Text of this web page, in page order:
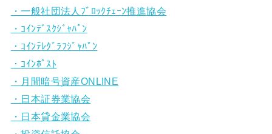
・一般社団法人ﾌﾞﾛｯｸﾁｪｰﾝ推進協会
・ｺｲﾝﾃﾞｽｸｼﾞｬﾊﾟﾝ
・ｺｲﾝﾃﾚｸﾞﾗﾌｼﾞｬﾊﾟﾝ
・ｺｲﾝﾎﾟｽﾄ
・月間暗号資産ONLINE
・日本証券業協会
・日本貸金業協会